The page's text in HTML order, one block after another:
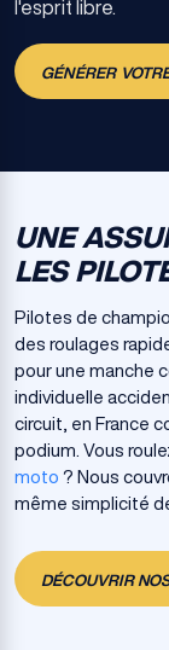
l'esprit libre.
GÉNÉRER
UNE
LES
Pilotes de
des roulages
pour une manche
individuelle
circuit, en France
podium. Vous
moto ? Nous
même simplicité
DÉCOUVRIR